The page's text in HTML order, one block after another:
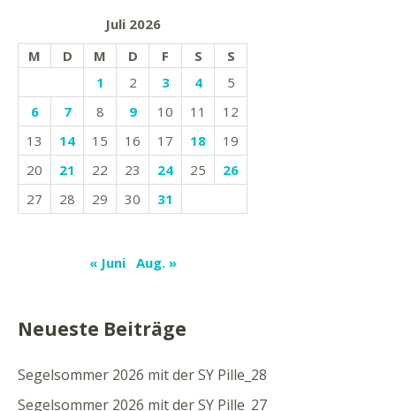
Juli 2026
M
D M D F S
S
1
2 3 4
5
6
7 8 9 10 11
12
13
14 15 16 17 18
19
20
21 22 23 24 25
26
27
28 29 30 31
« Juni Aug. »
Neueste Beiträge
Segelsommer 2026 mit der SY Pille_28
Segelsommer 2026 mit der SY Pille_27